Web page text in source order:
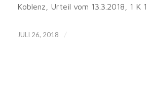
Koblenz, Urteil vom 13.3.2018, 1 K
JULI 26, 2018 /